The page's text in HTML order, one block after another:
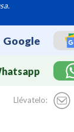
Google
Llévatelo: